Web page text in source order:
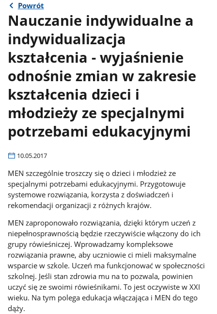
Powrót
Nauczanie indywidualne a
indywidualizacja
kształcenia - wyjaśnienie
odnośnie zmian w zakresie
kształcenia dzieci i
młodzieży ze specjalnymi
potrzebami edukacyjnymi
10.05.2017
MEN szczególnie troszczy się o dzieci i młodzież ze
specjalnymi potrzebami edukacyjnymi. Przygotowuje
systemowe rozwiązania, korzysta z doświadczeń i
rekomendacji organizacji z różnych krajów.
MEN zaproponowało rozwiązania, dzięki którym uczeń z
niepełnosprawnością będzie rzeczywiście włączony do ich
grupy rówieśniczej. Wprowadzamy kompleksowe
rozwiązania prawne, aby uczniowie ci mieli maksymalne
wsparcie w szkole. Uczeń ma funkcjonować w społeczności
szkolnej. Jeśli stan zdrowia mu na to pozwala, powinien
uczyć się ze swoimi rówieśnikami. To jest oczywiste w XXI
wieku. Na tym polega edukacja włączająca i MEN do tego
dąży.